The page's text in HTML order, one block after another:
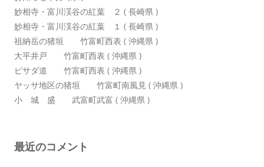
妙相寺・富川渓谷の紅葉 ２ ( 長崎県 )
妙相寺・富川渓谷の紅葉 １ ( 長崎県 )
祖納岳の猪垣 竹富町西表 ( 沖縄県 )
大平井戸 竹富町西表 ( 沖縄県 )
ピサダ道 竹富町西表 ( 沖縄県 )
ヤッサ地区の猪垣 竹富町南風見 ( 沖縄県 )
小 城 盛 武富町武富 ( 沖縄県 )
最近のコメント